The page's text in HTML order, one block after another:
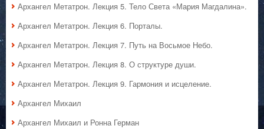
Архангел Метатрон. Лекция 5. Тело Света «Мария Магдалина».
Архангел Метатрон. Лекция 6. Порталы.
Архангел Метатрон. Лекция 7. Путь на Восьмое Небо.
Архангел Метатрон. Лекция 8. О структуре души.
Архангел Метатрон. Лекция 9. Гармония и исцеление.
Архангел Михаил
Архангел Михаил и Ронна Герман